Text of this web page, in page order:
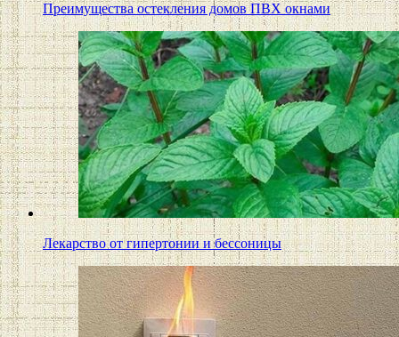
Преимущества остекления домов ПВХ окнами
Лекарство от гипертонии и бессоницы